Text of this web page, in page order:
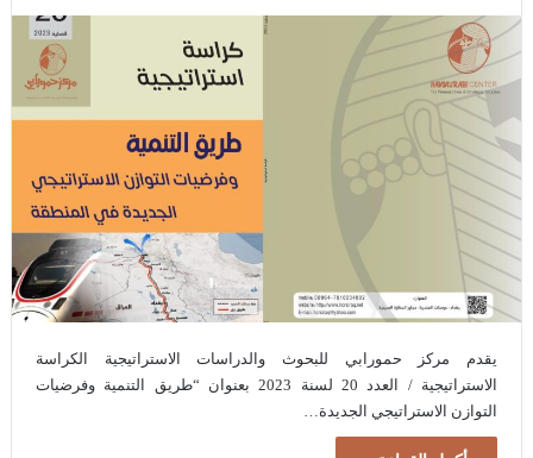
يقدم مركز حمورابي للبحوث والدراسات الاستراتيجية الكراسة
الاستراتيجية / العدد 20 لسنة 2023 بعنوان “طريق التنمية وفرضيات
التوازن الاستراتيجي الجديدة…